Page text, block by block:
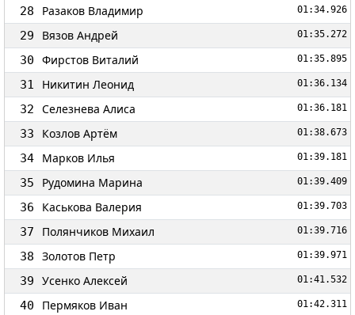
28 Разаков Владимир 01:34.926
29 Вязов Андрей 01:35.272
30 Фирстов Виталий 01:35.895
31 Никитин Леонид 01:36.134
32 Селезнева Алиса 01:36.181
33 Козлов Артём 01:38.673
34 Марков Илья 01:39.181
35 Рудомина Марина 01:39.409
36 Каськова Валерия 01:39.703
37 Полянчиков Михаил 01:39.716
38 Золотов Петр 01:39.971
39 Усенко Алексей 01:41.532
40 Пермяков Иван 01:42.311